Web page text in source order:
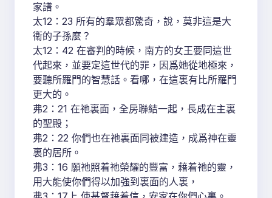
家譜。
太12：23 所有的羣眾都驚奇，說，莫非這是大
衞的子孫麼？
太12：42 在審判的時候，南方的女王要同這世
代起來，並要定這世代的罪，因爲她從地極來，
要聽所羅門的智慧話。看哪，在這裏有比所羅門
更大的。
弗2：21 在祂裏面，全房聯結一起，長成在主裏
的聖殿；
弗2：22 你們也在祂裏面同被建造，成爲神在靈
裏的居所。
弗3：16 願祂照着祂榮耀的豐富，藉着祂的靈，
用大能使你們得以加強到裏面的人裏，